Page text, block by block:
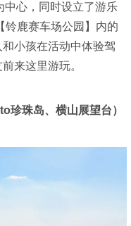
中心，同时设立了游乐
铃鹿赛车场公园】内的
小孩在活动中体验驾
来这里游玩。
珍珠岛、横山展望台）